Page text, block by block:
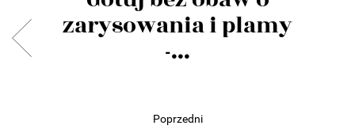
zarysowania i plamy
-...
Poprzedni